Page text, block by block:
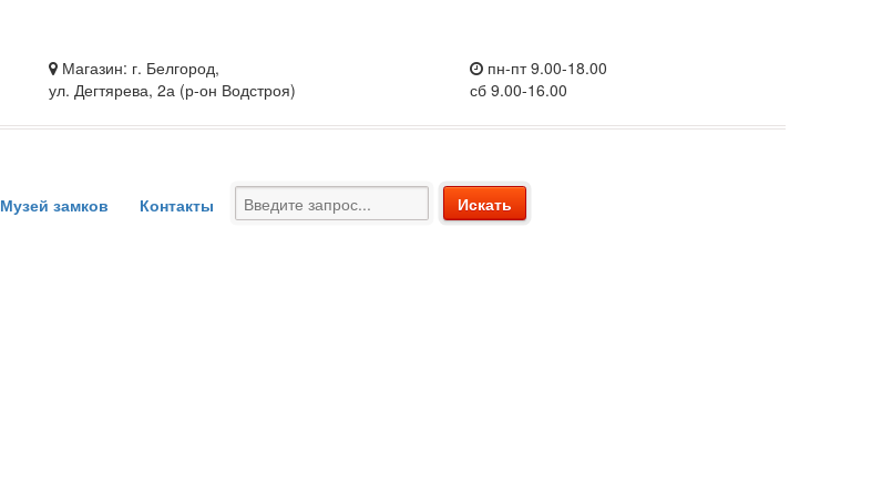
Магазин: г. Белгород,
ул. Дегтярева, 2а (р-он Водстроя)
пн-пт 9.00-18.00
сб 9.00-16.00
Музей замков Контакты